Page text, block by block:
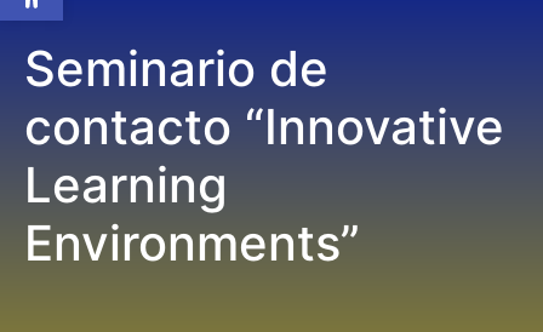
Seminario de
contacto “Innovative
Learning
Environments”